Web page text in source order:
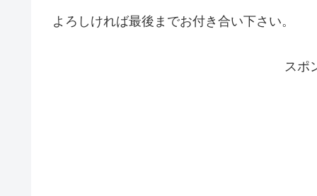
よろしければ最後までお付き合い下さい。
スポ